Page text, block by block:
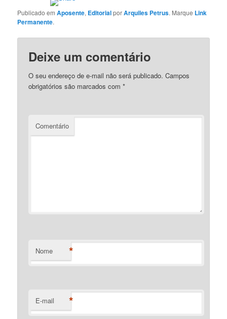
Publicado emAposente, EditorialporArquiles Petrus. Marque Link
Permanente.
Deixe um comentário
O seu endereço de e-mail não será publicado. Campos
obrigatórios são marcados com*
Comentário
Nome *
E-mail *